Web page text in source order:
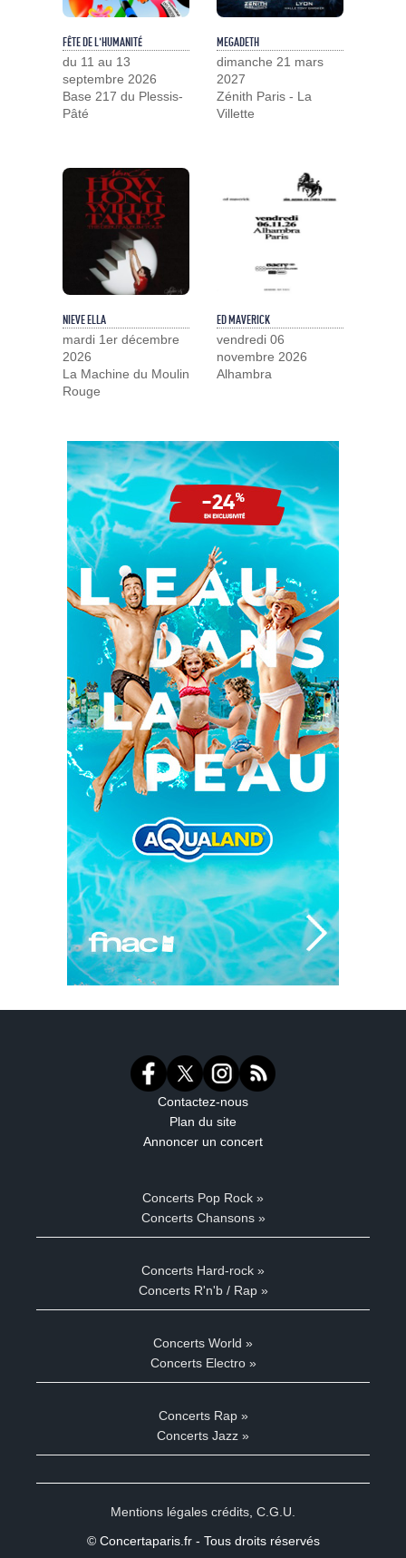
FÊTE DE L'HUMANITÉ
du 11 au 13
septembre 2026
Base 217 du Plessis-
Pâté
MEGADETH
dimanche 21 mars
2027
Zénith Paris - La
Villette
NIEVE ELLA
mardi 1er décembre
2026
La Machine du Moulin
Rouge
ED MAVERICK
vendredi 06
novembre 2026
Alhambra
Contactez-nous
Plan du site
Annoncer un concert
Concerts Pop Rock »
Concerts Chansons »
Concerts Hard-rock »
Concerts R'n'b / Rap »
Concerts World »
Concerts Electro »
Concerts Rap »
Concerts Jazz »
Mentions légales crédits C.G.U.
© Concertaparis.fr - Tous droits réservés